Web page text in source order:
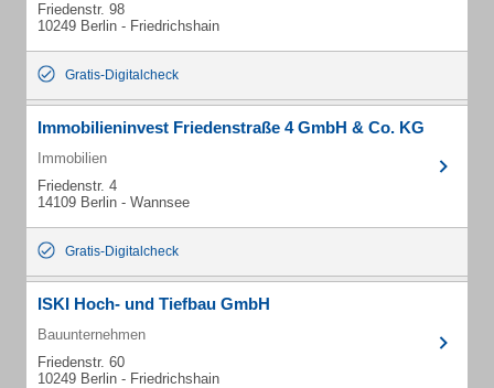
Friedenstr. 98
10249 Berlin - Friedrichshain
Gratis-Digitalcheck
Immobilieninvest Friedenstraße 4 GmbH & Co. KG
Immobilien
Friedenstr. 4
14109 Berlin - Wannsee
Gratis-Digitalcheck
ISKI Hoch- und Tiefbau GmbH
Bauunternehmen
Friedenstr. 60
10249 Berlin - Friedrichshain